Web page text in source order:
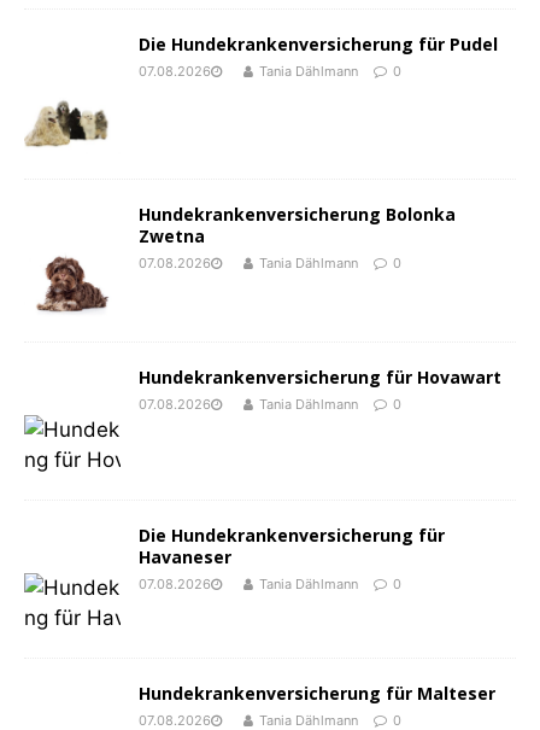
Die Hundekrankenversicherung für Pudel
07.08.2026 Tania Dählmann 0
Hundekrankenversicherung Bolonka
Zwetna
07.08.2026 Tania Dählmann 0
Hundekrankenversicherung für Hovawart
07.08.2026 Tania Dählmann 0
Die Hundekrankenversicherung für
Havaneser
07.08.2026 Tania Dählmann 0
Hundekrankenversicherung für Malteser
07.08.2026 Tania Dählmann 0